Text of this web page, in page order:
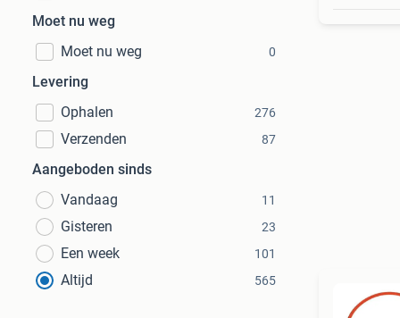
Moet nu weg
Moet nu weg
0
Levering
Ophalen
276
Verzenden 87
Aangeboden sinds
Vandaag
11
Gisteren 23
Een week 101
Altijd 565